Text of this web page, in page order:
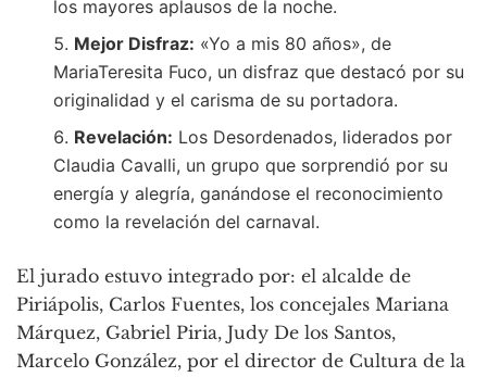
los mayores aplausos de la noche.
Mejor Disfraz: «Yo a mis 80 años», de
MariaTeresita Fuco, un disfraz que destacó por su
originalidad y el carisma de su portadora.
Revelación: Los Desordenados, liderados por
Claudia Cavalli, un grupo que sorprendió por su
energía y alegría, ganándose el reconocimiento
como la revelación del carnaval.
El jurado estuvo integrado por: el alcalde de
Piriápolis, Carlos Fuentes, los concejales Mariana
Márquez, Gabriel Piria, Judy De los Santos,
Marcelo González, por el director de Cultura de la